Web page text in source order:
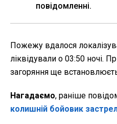
повідомленні.
Пожежу вдалося
ліквідували о 03:50 ночі.
загоряння ще
Нагадаємо, раніше
колишній бойовик